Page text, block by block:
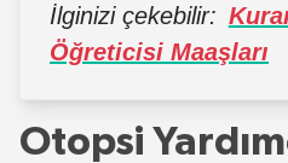
İlginizi çekebilir:
Öğreticisi Maaşları
Otopsi